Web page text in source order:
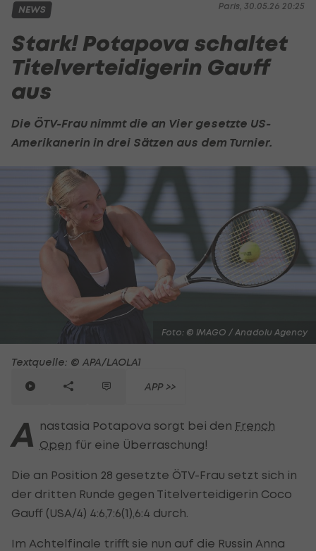
Paris, 30.05.26 20:25
NEWS
Stark! Potapova schaltet
Titelverteidigerin Gauff
aus
Die ÖTV-Frau nimmt die an Vier gesetzte US-
Amerikanerin in drei Sätzen aus dem Turnier.
Foto: © IMAGO / Anadolu Agency
Textquelle: © APA/LAOLA1
APP >>
A nastasia Potapova sorgt bei den French
Open für eine Überraschung!
Die an Position 28 gesetzte ÖTV-Frau setzt sich in
der dritten Runde gegen Titelverteidigerin Coco
Gauff (USA/4) 4:6,7:6(1),6:4 durch.
Im Achtelfinale trifft sie nun auf die Russin Anna